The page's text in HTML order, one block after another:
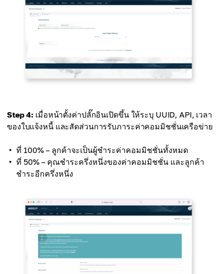
Step 4: เมื่อหน้าตั้งค่าปลั๊กอินเปิดขึ้น ให้ระบุ UUID, API, เวลา
ของใบแจ้งหนี้ และสัดส่วนการรับภาระค่าคอมมิชชั่นเครือข่าย
ที่ 100% – ลูกค้าจะเป็นผู้ชำระค่าคอมมิชชั่นทั้งหมด
ที่ 50% – คุณชำระครึ่งหนึ่งของค่าคอมมิชชั่น และลูกค้า
ชำระอีกครึ่งหนึ่ง